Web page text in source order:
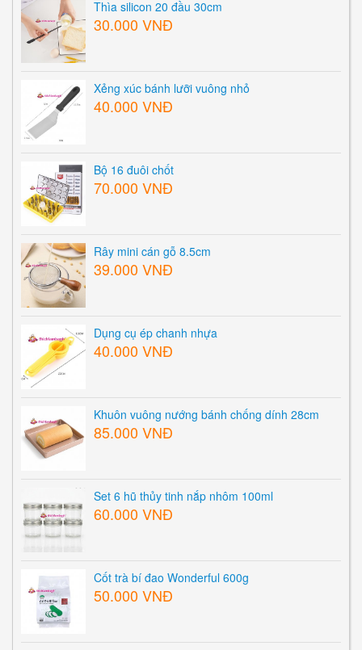
Thìa silicon 20 đầu 30cm
30.000 VNĐ
Xẻng xúc bánh lưỡi vuông nhỏ
40.000 VNĐ
Bộ 16 đuôi chốt
70.000 VNĐ
Rây mini cán gỗ 8.5cm
39.000 VNĐ
Dụng cụ ép chanh nhựa
40.000 VNĐ
Khuôn vuông nướng bánh chống dính 28cm
85.000 VNĐ
Set 6 hũ thủy tinh nắp nhôm 100ml
60.000 VNĐ
Cốt trà bí đao Wonderful 600g
50.000 VNĐ